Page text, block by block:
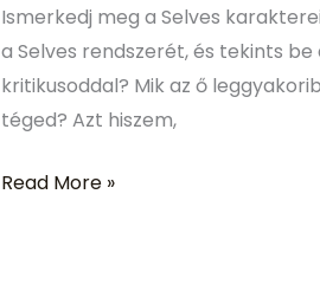
Ismerkedj meg a Selves
a Selves rendszerét, és tekints
kritikusoddal? Mik az ő
téged? Azt hiszem,
Read More »